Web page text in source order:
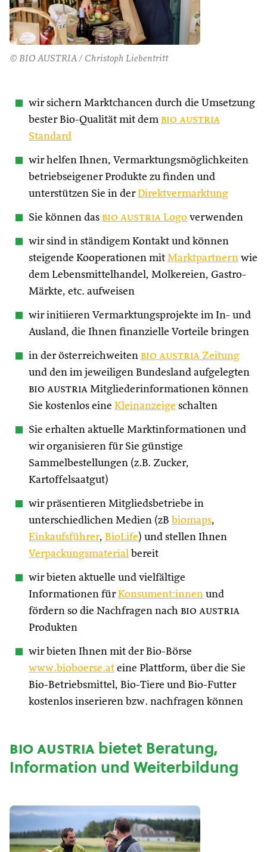
© BIO AUSTRIA / Christoph Liebentritt
wir sichern Marktchancen durch die Umsetzung
bester Bio-Qualität mit dem bio austria
Standard
wir helfen Ihnen, Vermarktungsmöglichkeiten
betriebseigener Produkte zu finden und
unterstützen Sie in derDirektvermarktung
Sie können das bio austria Logo verwenden
wir sind in ständigem Kontakt und können
steigende Kooperationen mit Marktpartnern wie
dem Lebensmittelhandel, Molkereien, Gastro-
Märkte, etc. aufweisen
wir initiieren Vermarktungsprojekte im In- und
Ausland, die Ihnen finanzielle Vorteile bringen
in der österreichweiten bio austria Zeitung
und den im jeweiligen Bundesland aufgelegten
bio austria Mitgliederinformationen können
Sie kostenlos eine Kleinanzeige schalten
Sie erhalten aktuelle Marktinformationen und
wir organisieren für Sie günstige
Sammelbestellungen (z.B. Zucker,
Kartoffelsaatgut)
wir präsentieren Mitgliedsbetriebe in
unterschiedlichen Medien (zB biomaps,
Einkaufsführer, BioLife) und stellen Ihnen
Verpackungsmaterial bereit
wir bieten aktuelle und vielfältige
Informationen fürKonsument:innen und
fördern so die Nachfragen nach bio austria
Produkten
wir bieten Ihnen mit der Bio-Börse
www.bioboerse.at eine Plattform, über die Sie
Bio-Betriebsmittel, Bio-Tiere und Bio-Futter
kostenlos inserieren bzw. nachfragen können
bio austriabietet Beratung,
Information und Weiterbildung